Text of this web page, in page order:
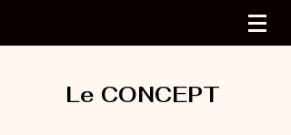
Le CONCEPT